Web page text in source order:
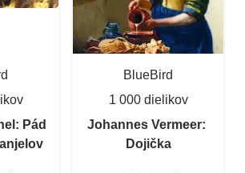
Pád
BlueBird
1 000 dielikov
Johannes Vermeer: ​​
Dojička